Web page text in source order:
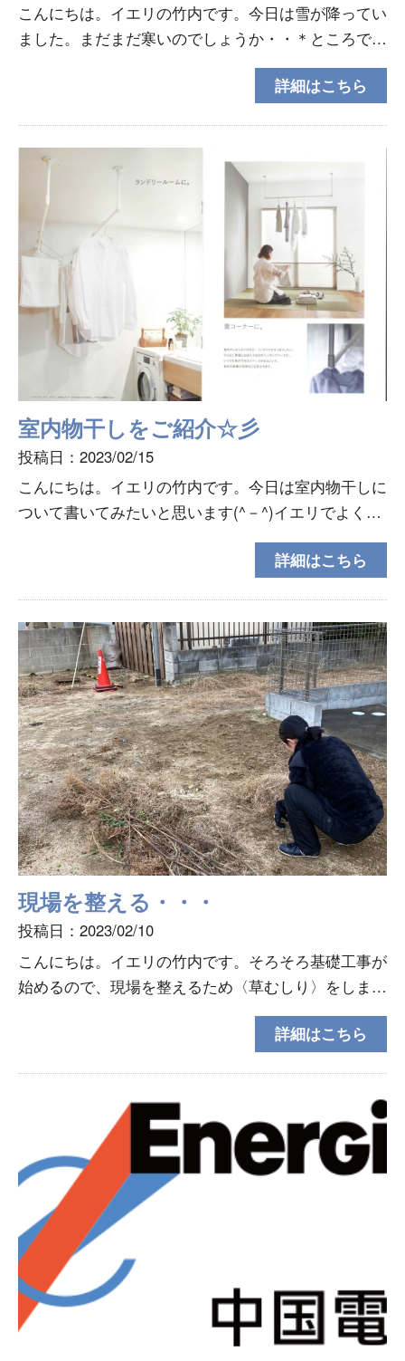
こんにちは。イエリの竹内です。今日は雪が降ってい
ました。まだまだ寒いのでしょうか・・＊ところで、
何を隠そう私は宅建士の資格を持っておりまして、工
務店に加え、実のところ不動産業も開業しておりま
詳細はこちら
室内物干しをご紹介☆彡
投稿日：2023/02/15
こんにちは。イエリの竹内です。今日は室内物干しに
ついて書いてみたいと思います(^－^)イエリでよく付
けさせて頂くのが「室内物干しホスクリーン」下に垂
れている棒は簡単に着脱可能なので、来客時や不要な
詳細はこちら
現場を整える・・・
投稿日：2023/02/10
こんにちは。イエリの竹内です。そろそろ基礎工事が
始めるので、現場を整えるため〈草むしり〉をしまし
た。実は２回目。1回目は地鎮祭の後にむしって帰り
ました。ムシムシ。体力のある草むしり協力者が撮影
詳細はこちら